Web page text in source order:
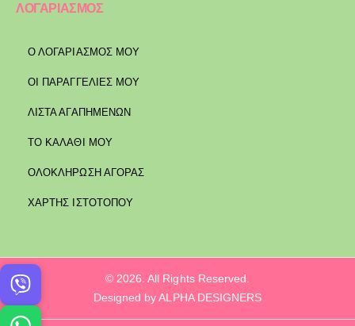
ΛΟΓΑΡΙΑΣΜΟΣ
Ο ΛΟΓΑΡΙΑΣΜΟΣ ΜΟΥ
ΟΙ ΠΑΡΑΓΓΕΛΙΕΣ ΜΟΥ
ΛΙΣΤΑ ΑΓΑΠΗΜΕΝΩΝ
ΤΟ ΚΑΛΑΘΙ ΜΟΥ
ΟΛΟΚΛΗΡΩΣΗ ΑΓΟΡΑΣ
ΧΑΡΤΗΣ ΙΣΤΟΤΟΠΟΥ
© 2026. All Rights Reserved.
Designed by ALPHA DESIGNERS